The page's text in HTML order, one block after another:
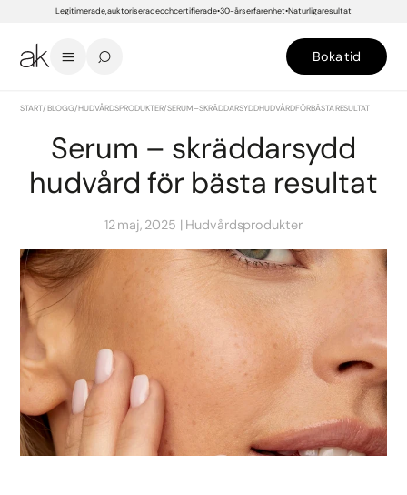
Legitimerade, auktoriserade och certifierade 30-års erfarenhet Naturliga resultat
Boka tid
START/BLOGG/HUDVÅRDSPRODUKTER/SERUM – SKRÄDDARSYDD HUDVÅRD FÖR BÄSTA RESULTAT
Serum – skräddarsydd
hudvård för bästa resultat
12 maj, 2025 Hudvårdsprodukter